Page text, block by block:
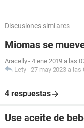
Discusiones similares
Miomas se
Aracelly - 4 ene 2019 a las
Lety - 27 may 2023 a las
4 respuestas
Use aceite de